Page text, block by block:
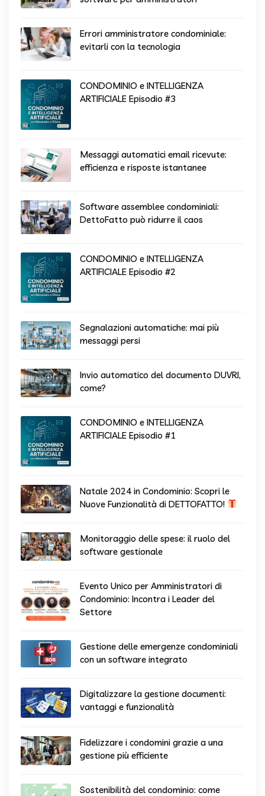
Errori amministratore condominiale:
evitarli con la tecnologia
CONDOMINIO e INTELLIGENZA
ARTIFICIALE Episodio #3
Messaggi automatici email ricevute:
efficienza e risposte istantanee
Software assemblee condominiali:
DettoFatto può ridurre il caos
CONDOMINIO e INTELLIGENZA
ARTIFICIALE Episodio #2
Segnalazioni automatiche: mai più
messaggi persi
Invio automatico del documento DUVRI,
come?
CONDOMINIO e INTELLIGENZA
ARTIFICIALE Episodio #1
Natale 2024 in Condominio: Scopri le
Nuove Funzionalità di DETTOFATTO!
Monitoraggio delle spese: il ruolo del
software gestionale
Evento Unico per Amministratori di
Condominio: Incontra i Leader del
Settore
Gestione delle emergenze condominiali
con un software integrato
Digitalizzare la gestione documenti:
vantaggi e funzionalità
Fidelizzare i condomini grazie a una
gestione più efficiente
Sostenibilità del condominio: come